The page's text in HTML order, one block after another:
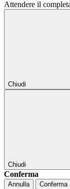
Attendere il
Chiudi
Chiudi
Conferma
Annulla Conferma